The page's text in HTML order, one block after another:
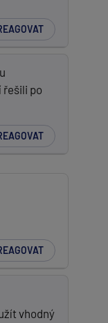
řešili po
vhodný